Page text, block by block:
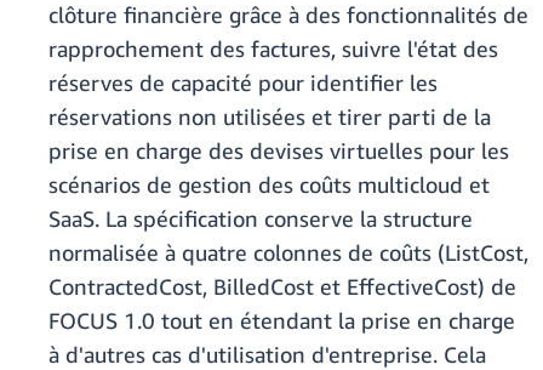
clôture financière grâce à des fonctionnalités de
rapprochement des factures, suivre l'état des
réserves de capacité pour identifier les
réservations non utilisées et tirer parti de la
prise en charge des devises virtuelles pour les
scénarios de gestion des coûts multicloud et
SaaS. La spécification conserve la structure
normalisée à quatre colonnes de coûts (ListCost,
ContractedCost, BilledCost et EffectiveCost) de
FOCUS 1.0 tout en étendant la prise en charge
à d'autres cas d'utilisation d'entreprise. Cela